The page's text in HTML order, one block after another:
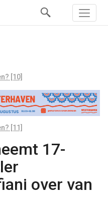
[10]
[11]
17-
over van